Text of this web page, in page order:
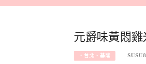
元爵味黃悶
‧台北、基隆